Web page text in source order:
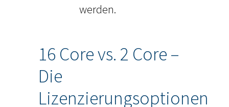
werden.
16 Core vs. 2 Core –
Die
Lizenzierungsoptionen